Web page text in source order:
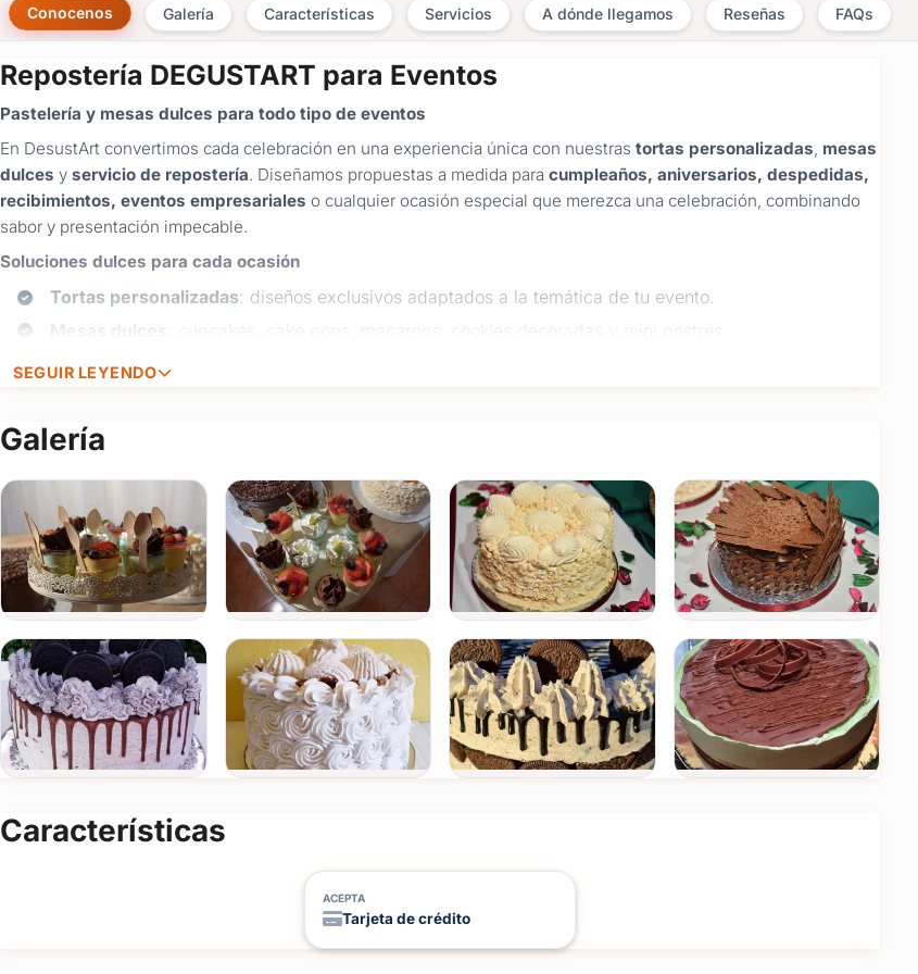
Conocenos Galería Características Servicios A dónde llegamos Reseñas FAQs
Repostería DEGUSTART para Eventos
Pastelería y mesas dulces para todo tipo de eventos
En DesustArt convertimos cada celebración en una experiencia única con nuestras tortas personalizadas, mesas
dulces y servicio de repostería. Diseñamos propuestas a medida para cumpleaños, aniversarios, despedidas,
recibimientos, eventos empresariales o cualquier ocasión especial que merezca una celebración, combinando
sabor y presentación impecable.
Soluciones dulces para cada ocasión
Tortas personalizadas: diseños exclusivos adaptados a la temática de tu evento.
Mesas dulces
Mesa de golosinas
Coffee break
Servicio de ambientación
Organización integral: además de la pastelería, ofrecemosplanificación y ambientaciónde eventos.
Brindamos nuestros servicios enMontevideo, Maldonado, Canelones y San José, asegurando calidad y
presentación impecable en cada propuesta.
Consultanos y hacé de tu evento una ocasión inolvidable con nuestras creaciones dulces.Comunicate con
nosotros completando el formulario de contacto o a través del botón de WhatsApp.
SEGUIR LEYENDO
Galería
Características
ACEPTA
Tarjeta de crédito